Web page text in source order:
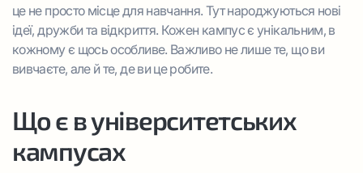
це не просто місце для навчання. Тут народжуються нові
ідеї, дружби та відкриття. Кожен кампус є унікальним, в
кожному є щось особливе. Важливо не лише те, що ви
вивчаєте, але й те, де ви це робите.
Що є в університетських
кампусах